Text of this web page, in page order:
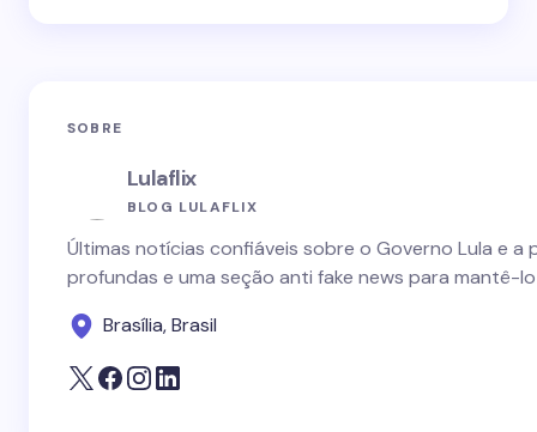
SOBRE
Lulaflix
BLOG LULAFLIX
Últimas notícias confiáveis sobre o Governo Lula e
profundas e uma seção anti fake news para mantê-
Brasília, Brasil